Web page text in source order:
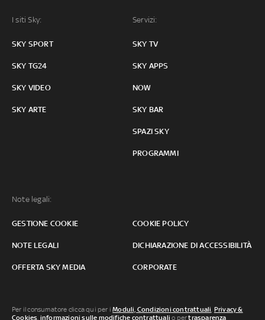
I siti Sky:
SKY SPORT
SKY TG24
SKY VIDEO
SKY ARTE
Servizi:
SKY TV
SKY APPS
NOW
SKY BAR
SPAZI SKY
PROGRAMMI
Note legali:
GESTIONE COOKIE COOKIE POLICY
NOTE LEGALI DICHIARAZIONE DI ACCESSIBILITÀ
OFFERTA SKY MEDIA CORPORATE
Per il consumatore clicca qui per iModuli, Condizioni contrattuali, Privacy &
Cookies, informazioni sulle modifiche contrattuali o pertrasparenza